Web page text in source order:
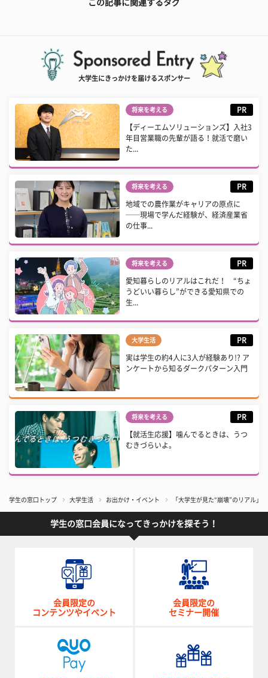
この記事に関連するタグ
大学生にきっかけを届けるスポンサー
将来を考える PR
【ディーエムソリューションズ】入社3
年目営業職の先輩が語る！就活で磨い
た...
将来を考える PR
地域での農作業がキャリアの原点に
──現場で学んだ経験が、経済産業省
の仕事...
将来を考える PR
愛知暮らしのリアルはこれだ！ “ちょ
うどいい暮らし”ができる愛知県での
生...
大学生活 PR
実は学生の約4人に3人が経験あり!? ア
ンケートから知るダークパターン入門
将来を考える PR
【就活生応援】噛んでるときは、うつ
むきづらいよ。
学生の窓口トップ 大学生活 お出かけ・イベント 「大学生が見た“崩壊”のリアル」
学生の窓口会員になってきっかけを探そう！
会員限定の
コンテンツやイベント
会員限定の
セミナー開催